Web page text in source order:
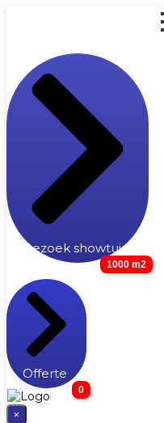
Bezoek showtuin
1000 m2
Offerte
0
×